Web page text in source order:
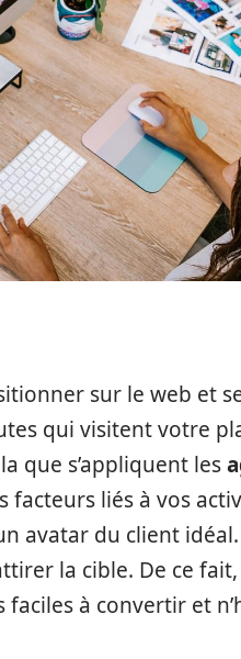
sur le web et
qui visitent votre
que s’appliquent les
facteurs liés à vos
avatar du client
la cible. De ce
à convertir et